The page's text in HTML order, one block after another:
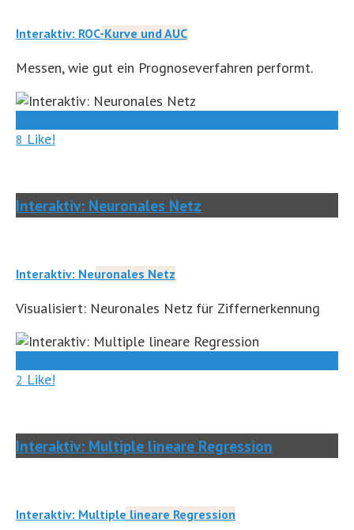
Interaktiv: ROC-Kurve und AUC
Messen, wie gut ein Prognoseverfahren performt.
8 Like!
Interaktiv: Neuronales Netz
Interaktiv: Neuronales Netz
Visualisiert: Neuronales Netz für Ziffernerkennung
2 Like!
Interaktiv: Multiple lineare Regression
Interaktiv: Multiple lineare Regression